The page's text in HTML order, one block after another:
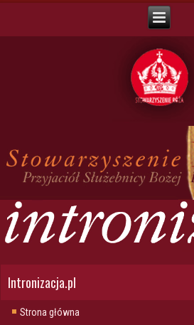
Intronizacja.pl
Strona główna